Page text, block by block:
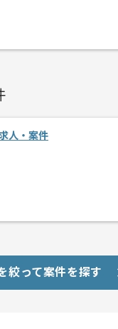
人・案件
絞って案件を探す